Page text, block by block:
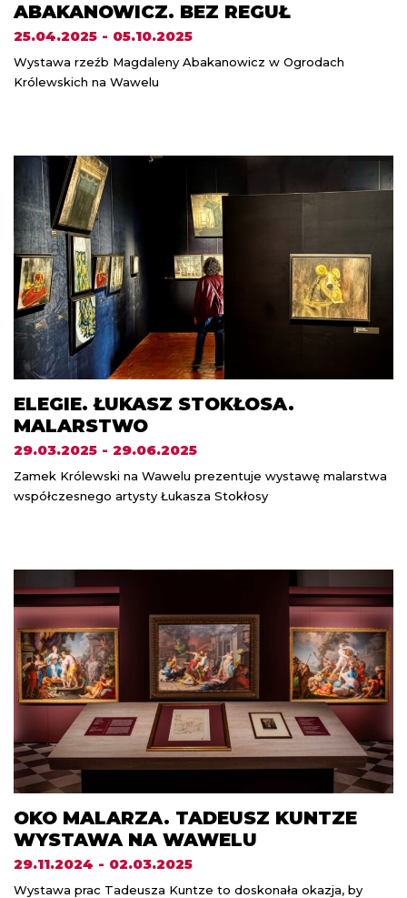
ABAKANOWICZ. BEZ REGUŁ
25.04.2025 - 05.10.2025
Wystawa rzeźb Magdaleny Abakanowicz w Ogrodach
Królewskich na Wawelu
ELEGIE. ŁUKASZ STOKŁOSA.
MALARSTWO
29.03.2025 - 29.06.2025
Zamek Królewski na Wawelu prezentuje wystawę malarstwa
współczesnego artysty Łukasza Stokłosy
OKO MALARZA. TADEUSZ KUNTZE
WYSTAWA NA WAWELU
29.11.2024 - 02.03.2025
Wystawa prac Tadeusza Kuntze to doskonała okazja, by